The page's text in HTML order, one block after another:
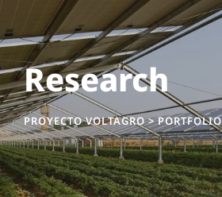
Research
PROYECTO VOLTAGRO>PORTFOLIO